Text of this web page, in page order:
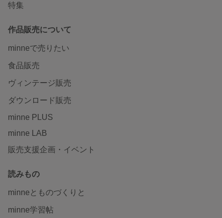
特集
作品販売について
minneで売りたい
食品販売
ヴィンテージ販売
ダウンロード販売
minne PLUS
minne LAB
販売支援企画・イベント
読みもの
minneとものづくりと
minne学習帖